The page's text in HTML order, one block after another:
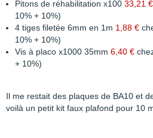
Pitons de réhabilitation x100 33,21 €
10% + 10%)
4 tiges filetée 6mm en 1m 1,88 €
10% + 10%)
Vis à placo x1000 35mm 6,40 €
+ 10%)
Il me restait des plaques de BA10 et
voilà un petit kit faux plafond pour 10